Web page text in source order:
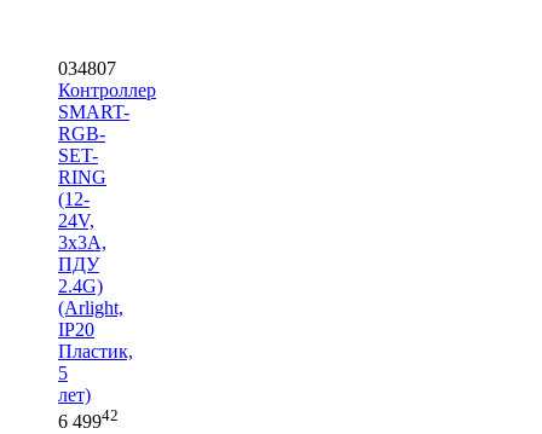
034807
Контроллер
SMART-
RGB-
SET-
RING
(12-
24V,
3x3A,
ПДУ
2.4G)
(Arlight,
IP20
Пластик,
5
лет)
6 49942